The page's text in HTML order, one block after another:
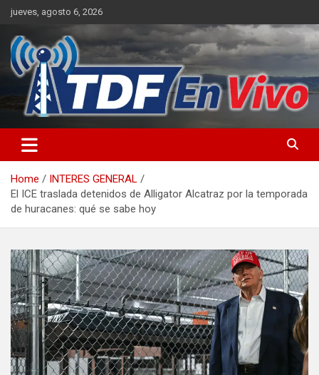
Skip
content
jueves, agosto 6, 2026
Home
INTERES GENERAL
El ICE traslada detenidos de Alligator Alcatraz por la temporada
de huracanes: qué se sabe hoy